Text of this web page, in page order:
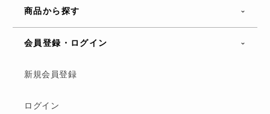
商品から探す
会員登録・ログイン
新規会員登録
ログイン